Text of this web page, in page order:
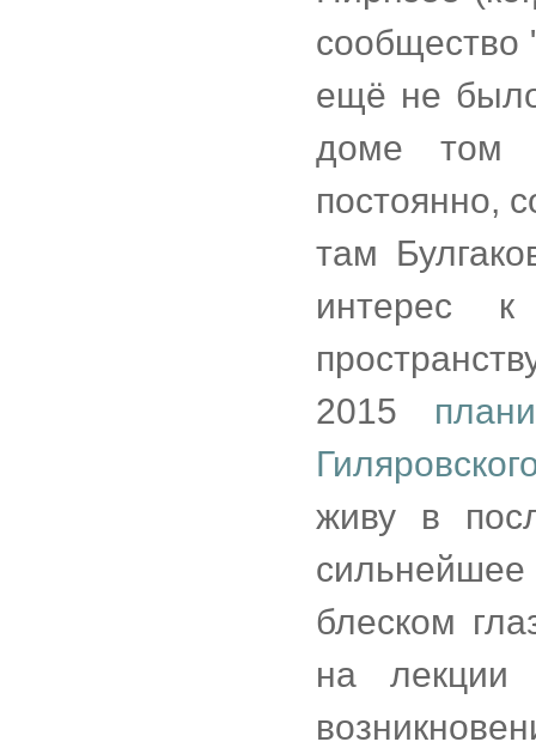
сообщество
ещё не
доме том
постоянно,
там
интерес к
2015
живу в
блеском
на лекции